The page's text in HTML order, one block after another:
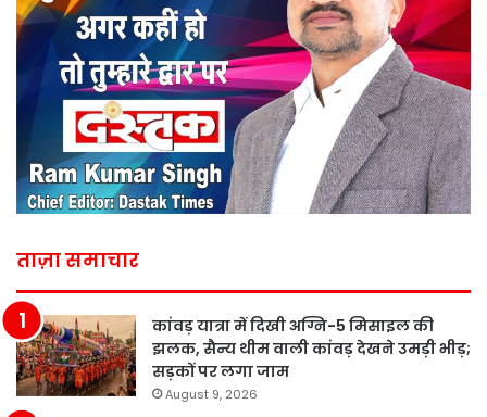
ताज़ा समाचार
कांवड़ यात्रा में दिखी अग्नि-5 मिसाइल की
झलक, सैन्य थीम वाली कांवड़ देखने उमड़ी भीड़;
सड़कों पर लगा जाम
August 9, 2026